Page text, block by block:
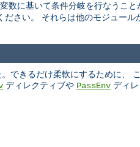
数に基いて条件分岐を行なうこと
さい。 それらは他のモジュール
できるだけ柔軟にするために、
ディレクティブや PassEnv ディ